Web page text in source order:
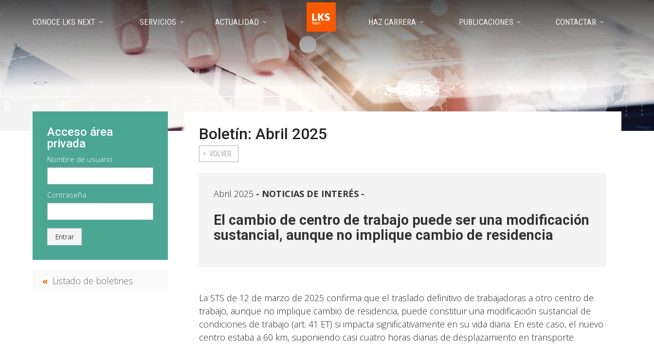
CONOCE LKS NEXT SERVICIOS ACTUALIDAD HAZ CARRERA PUBLICACIONES CONTACTAR
Boletín: Abril 2025
VOLVER
Abril 2025 NOTICIAS DE INTERÉS -
El cambio de centro de trabajo puede ser una modificación
sustancial, aunque no implique cambio de residencia
La STS de 12 de marzo de 2025 confirma que el traslado definitivo de trabajadoras a otro centro de
trabajo, aunque no implique cambio de residencia, puede constituir una modificación sustancial de
condiciones de trabajo (art. 41 ET) si impacta significativamente en su vida diaria. En este caso, el nuevo
centro estaba a 60 km, suponiendo casi cuatro horas diarias de desplazamiento en transporte
Acceso área
privada
Nombre de usuario
Contraseña
Entrar
Listado de boletines